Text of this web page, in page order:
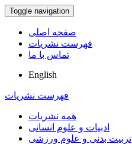
Toggle navigation
صفحه اصلی
فهرست نشریات
تماس با ما
English
فهرست نشریات
همه نشریات
ادبیات و علوم انسانی
تربیت بدنی و علوم ورزشی